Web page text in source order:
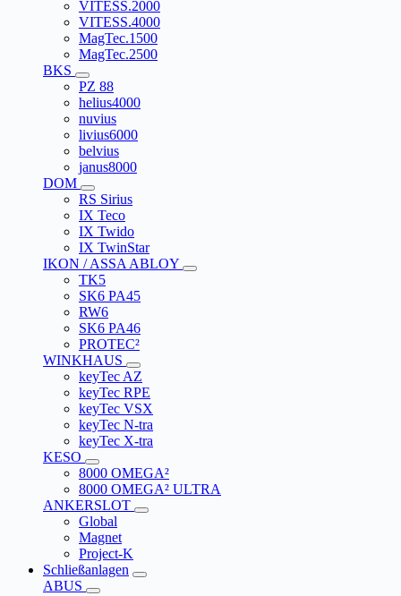
VITESS.2000
VITESS.4000
MagTec.1500
MagTec.2500
BKS
PZ 88
helius4000
nuvius
livius6000
belvius
janus8000
DOM
RS Sirius
IX Teco
IX Twido
IX TwinStar
IKON / ASSA ABLOY
TK5
SK6 PA45
RW6
SK6 PA46
PROTEC²
WINKHAUS
keyTec AZ
keyTec RPE
keyTec VSX
keyTec N-tra
keyTec X-tra
KESO
8000 OMEGA²
8000 OMEGA² ULTRA
ANKERSLOT
Global
Magnet
Project-K
Schließanlagen
ABUS